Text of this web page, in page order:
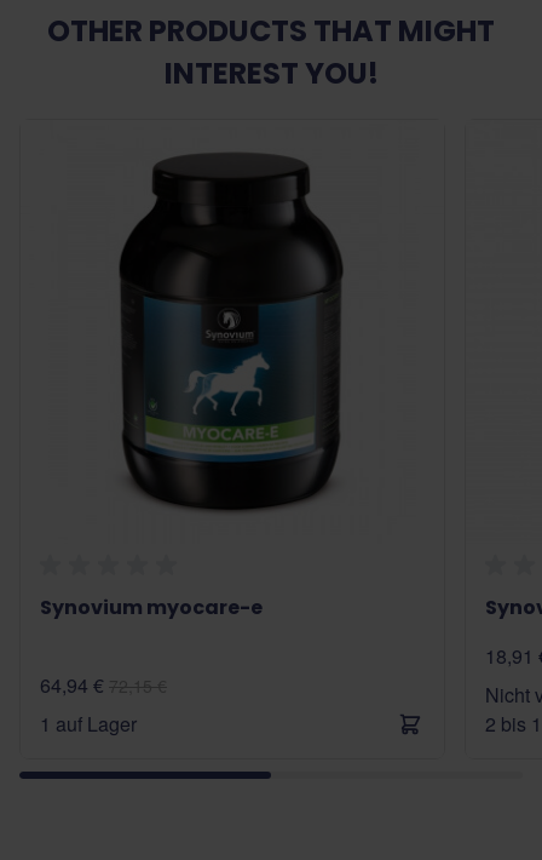
OTHER PRODUCTS THAT MIGHT
INTEREST YOU!
Synovium myocare-e
64,94 €
1 auf Lager
18,91
Nicht
2 bis